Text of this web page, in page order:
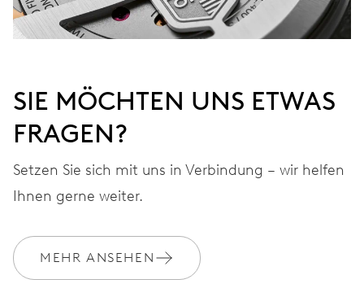
SIE MÖCHTEN UNS ETWAS
FRAGEN?
Setzen Sie sich mit uns in Verbindung – wir helfen
Ihnen gerne weiter.
MEHR ANSEHEN